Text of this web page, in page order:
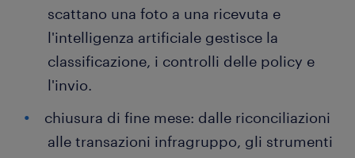
scattano una foto a una ricevuta e
l'intelligenza artificiale gestisce la
classificazione, i controlli delle policy e
l'invio.
chiusura di fine mese: dalle riconciliazioni
alle transazioni infragruppo, gli strumenti